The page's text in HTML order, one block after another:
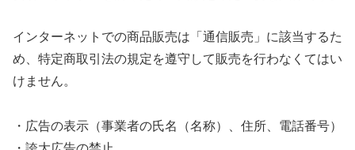
インターネットでの商品販売は「通信販売」に該当するた
め、特定商取引法の規定を遵守して販売を行わなくてはい
けません。
・広告の表示（事業者の氏名（名称）、住所、電話番号）